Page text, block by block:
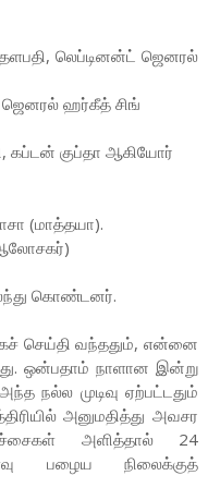
லெப்டினன்ட் ஜெனரல்
ஜெனரல் ஹர்கீத் சிங்
கப்டன் குப்தா ஆகியோர்
(மாத்தயா).
கொண்டனர்.
செய்தி வந்ததும், என்னை
ஒன்பதாம் நாளான இன்று
நல்ல முடிவு ஏற்பட்டதும்
அனுமதித்து அவசர
அளித்தால் 24
பழைய நிலைக்குத்